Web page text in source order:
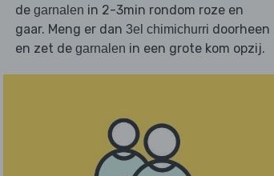
de garnalen in 2-3min rondom roze en
gaar. Meng er dan 3el chimichurri doorheen
en zet de garnalen in een grote kom opzij.